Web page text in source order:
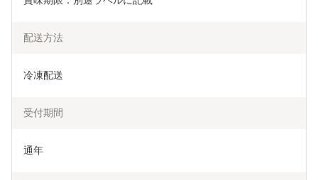
配送方法
冷凍配送
受付期間
通年